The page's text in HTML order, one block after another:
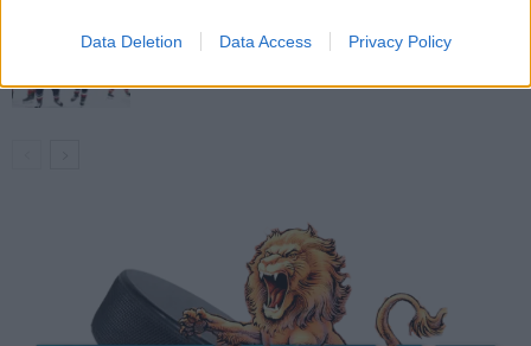
Data Deletion Data Access Privacy Policy
Kanada – USA klo 15:10 – näin katsot